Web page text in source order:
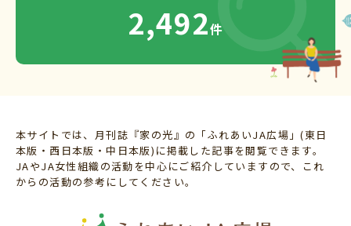
2,492件
本サイトでは、月刊誌『家の光』の「ふれあいJA広場」(東日
本版・西日本版・中日本版)に掲載した記事を閲覧できます。
JAやJA女性組織の活動を中心にご紹介していますので、これ
からの活動の参考にしてください。